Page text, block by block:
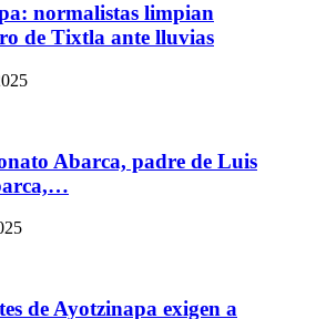
normalistas limpian
de Tixtla ante lluvias
Abarca, padre de Luis
de Ayotzinapa exigen a